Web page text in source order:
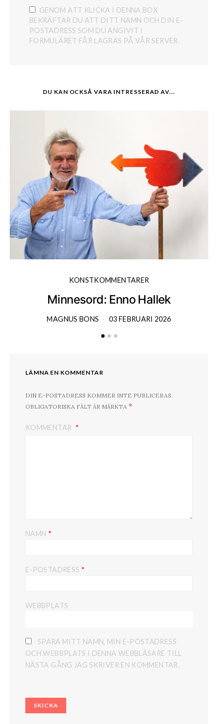
GENOM ATT KLICKA I DENNA BOX
BEKRÄFTAR DU ATT DITT NAMN OCH DIN E-
POSTADRESS SOM DU ANGIVIT I
FORMULÄRET FÅR LAGRAS PÅ VÅR SERVER.
DU KAN OCKSÅ VARA INTRESSERAD AV...
KONSTKOMMENTARER
Minnesord: Enno Hallek
MAGNUS BONS 03 FEBRUARI 2026
LÄMNA EN KOMMENTAR
DIN E-POSTADRESS KOMMER INTE PUBLICERAS.
OBLIGATORISKA FÄLT ÄR MÄRKTA *
KOMMENTAR
NAMN *
E-POSTADRESS *
WEBBPLATS
SPARA MITT NAMN, MIN E-POSTADRESS
OCH WEBBPLATS I DENNA WEBBLÄSARE TILL
NÄSTA GÅNG JAG SKRIVER EN KOMMENTAR.